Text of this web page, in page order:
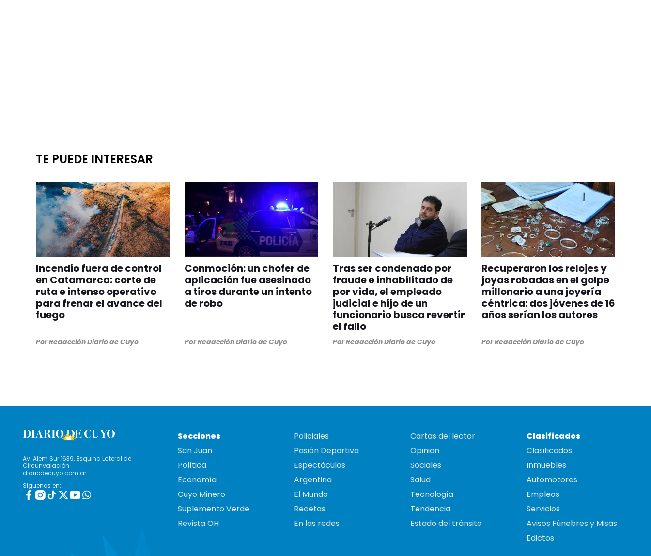
TE PUEDE INTERESAR
Incendio fuera de control
en Catamarca: corte de
ruta e intenso operativo
para frenar el avance del
fuego
PorRedacción Diario de Cuyo
Conmoción: un chofer de
aplicación fue asesinado
a tiros durante un intento
de robo
PorRedacción Diario de Cuyo
Tras ser condenado por
fraude e inhabilitado de
por vida, el empleado
judicial e hijo de un
funcionario busca revertir
el fallo
PorRedacción Diario de Cuyo
Recuperaron los relojes y
joyas robadas en el golpe
millonario a una joyería
céntrica: dos jóvenes de 16
años serían los autores
PorRedacción Diario de Cuyo
Av. Alem Sur 1639. Esquina Lateral de
Circunvalación
diariodecuyo.com.ar
Siguenos en:
Secciones
San Juan
Política
Economía
Cuyo Minero
Suplemento Verde
Revista OH
Policiales
Pasión Deportiva
Espectáculos
Argentina
El Mundo
Recetas
En las redes
Cartas del lector
Opinion
Sociales
Salud
Tecnología
Tendencia
Estado del tránsito
Clasificados
Clasificados
Inmuebles
Automotores
Empleos
Servicios
Avisos Fúnebres y Misas
Edictos